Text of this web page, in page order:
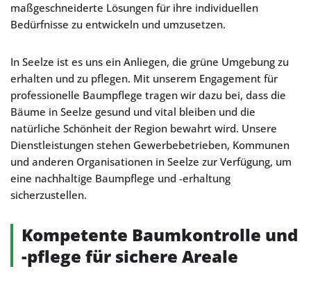
maßgeschneiderte Lösungen für ihre individuellen
Bedürfnisse zu entwickeln und umzusetzen.
In Seelze ist es uns ein Anliegen, die grüne Umgebung zu
erhalten und zu pflegen. Mit unserem Engagement für
professionelle Baumpflege tragen wir dazu bei, dass die
Bäume in Seelze gesund und vital bleiben und die
natürliche Schönheit der Region bewahrt wird. Unsere
Dienstleistungen stehen Gewerbebetrieben, Kommunen
und anderen Organisationen in Seelze zur Verfügung, um
eine nachhaltige Baumpflege und -erhaltung
sicherzustellen.
Kompetente Baumkontrolle und
-pflege für sichere Areale